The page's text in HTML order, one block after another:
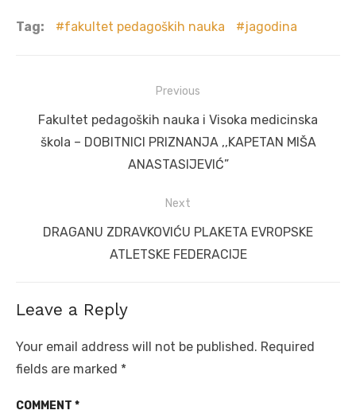
Tag: fakultet pedagoških nauka jagodina
navigation
Previous
Previous
post:
Fakultet pedagoških nauka i Visoka medicinska
škola – DOBITNICI PRIZNANJA ,,KAPETAN MIŠA
ANASTASIJEVIĆ”
Next
NextDRAGANU ZDRAVKOVIĆU PLAKETA EVROPSKE
ATLETSKE FEDERACIJE
Leave a Reply
Your email address will not be published. Required
fields are marked *
COMMENT *